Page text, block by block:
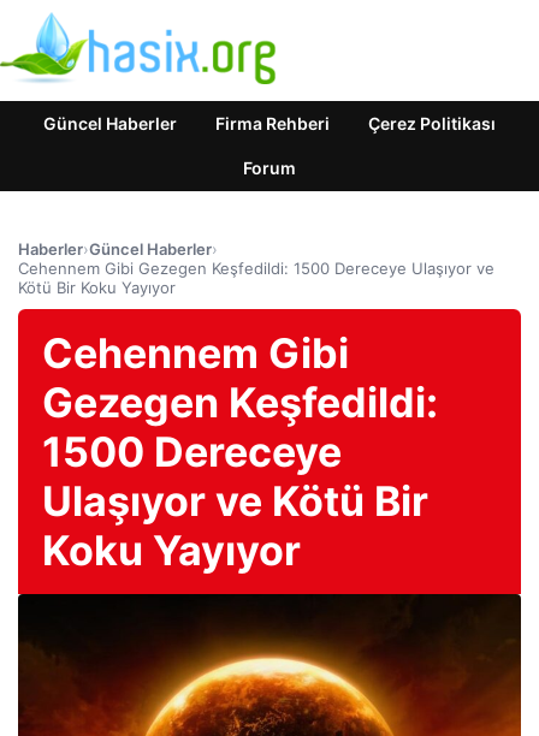
Güncel Haberler Firma Rehberi Çerez Politikası
Forum
Haberler›Güncel Haberler›
Cehennem Gibi Gezegen Keşfedildi: 1500 Dereceye Ulaşıyor ve
Kötü Bir Koku Yayıyor
Cehennem Gibi
Gezegen Keşfedildi:
1500 Dereceye
Ulaşıyor ve Kötü Bir
Koku Yayıyor